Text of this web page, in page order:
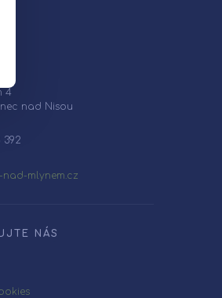
4
nad Nisou
392
mlynem.cz
NÁS